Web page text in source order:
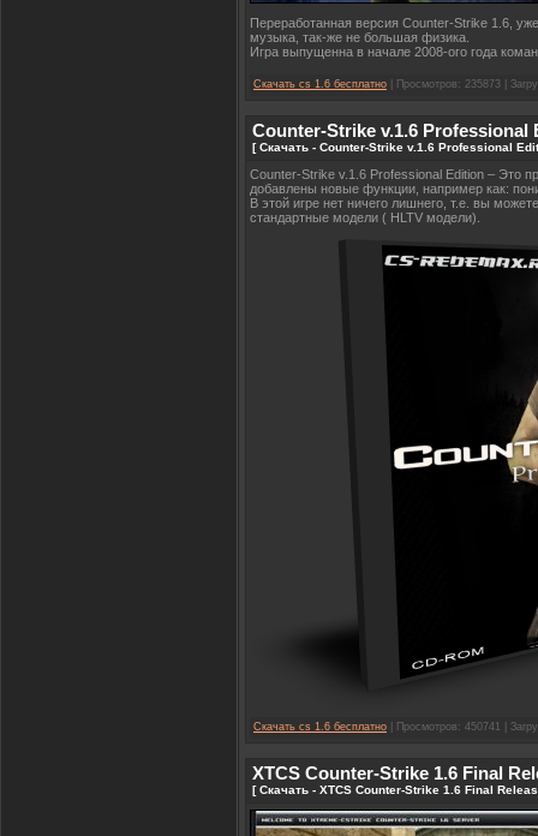
Переработанная версия Counter-Strike 1.6,
музыка, так-же не большая физика.
Игра выпущенна в начале 2008-ого года
Скачать cs 1.6 бесплатно | Просмотров: 235873 |
Counter-Strike v.1.6 Professional
[ Скачать - Counter-Strike v.1.6 Professional
Counter-Strike v.1.6 Professional Edition – Это
добавлены новые функции, например как:
В этой игре нет ничего лишнего, т.е. вы
стандартные модели ( HLTV модели).
Скачать cs 1.6 бесплатно | Просмотров: 450741 |
XTCS Counter-Strike 1.6 Final
[ Скачать - XTCS Counter-Strike 1.6 Final